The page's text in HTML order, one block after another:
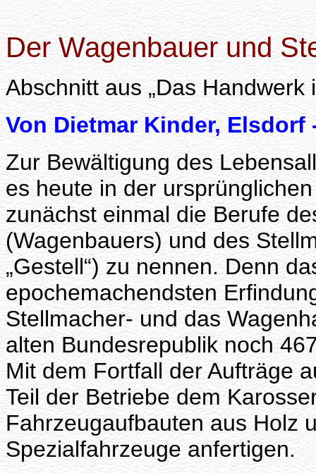
Der Wagenbauer und
Abschnitt aus „Das Handwerk
Von Dietmar Kinder, Elsdorf
Zur Bewältigung des
es heute in der
zunächst einmal die Berufe
(Wagenbauers) und des
„Gestell“) zu nennen. Denn
epochemachendsten
Stellmacher- und das
alten Bundesrepublik noch
Mit dem Fortfall der Aufträge
Teil der Betriebe dem
Fahrzeugaufbauten aus Holz
Spezialfahrzeuge anfertigen.